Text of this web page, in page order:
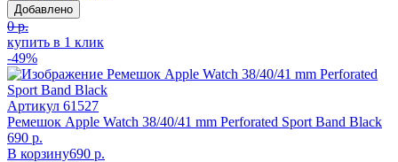
Добавлено
0 р.
купить в 1 клик
-49%
Артикул 61527
Ремешок Apple Watch 38/40/41 mm Perforated Sport Band Black
690 р.
В корзину690 р.